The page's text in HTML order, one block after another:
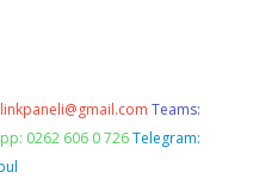
Teams:
0262 606 0 726 Telegram: